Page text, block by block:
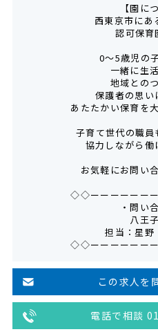
【園に
西東京市にあ
認可保育
0～5歳児の
一緒に生
地域との
保護者の思い
あたたかい保育を
子育て世代の職員
協力しながら
お気軽にお問い
◇◇ーーーーーー
・問い
八王
担当：星野
◇◇ーーーーーー
この求人を
電話で相談